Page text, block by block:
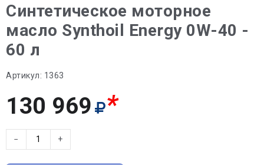
Синтетическое моторное
масло Synthoil Energy 0W-40 -
60 л
Артикул: 1363
130 969 *
− +